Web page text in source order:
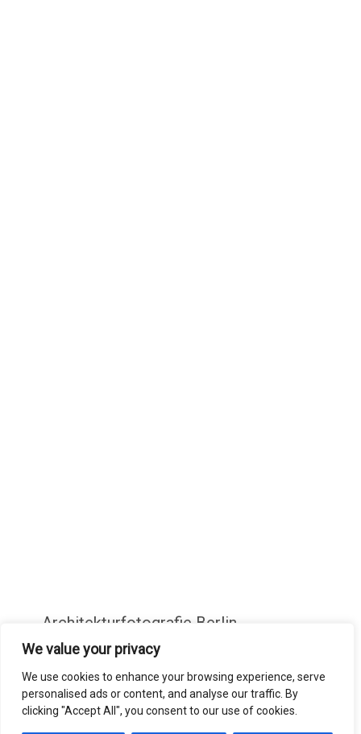
We value your privacy
We use cookies to enhance your browsing experience, serve
personalised ads or content, and analyse our traffic. By
clicking "Accept All", you consent to our use of cookies.
Architekturfotografie Berlin
Fotografie